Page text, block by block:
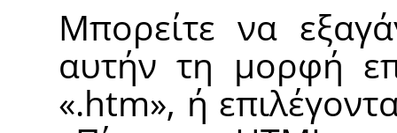
Μπορείτε να
αυτήν τη μορφή
«.htm», ή